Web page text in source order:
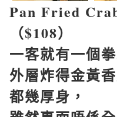
Pan Fried
（$108）
一客就有一個
外層炸得金黃香
都幾厚身，